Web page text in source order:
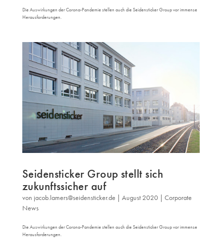
Die Auswirkungen der Corona-Pandemie stellen auch die Seidensticker Group vor immense
Herausforderungen.
Seidensticker Group stellt sich
zukunftssicher auf
von jacob.lamers@seidensticker.de August 2020| Corporate
News
Die Auswirkungen der Corona-Pandemie stellen auch die Seidensticker Group vor immense
Herausforderungen.